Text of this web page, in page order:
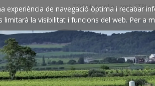
de navegació òptima i recabar
la visibilitat i funcions del web. Per a
ZOOM: Amplieu amb CTRL+